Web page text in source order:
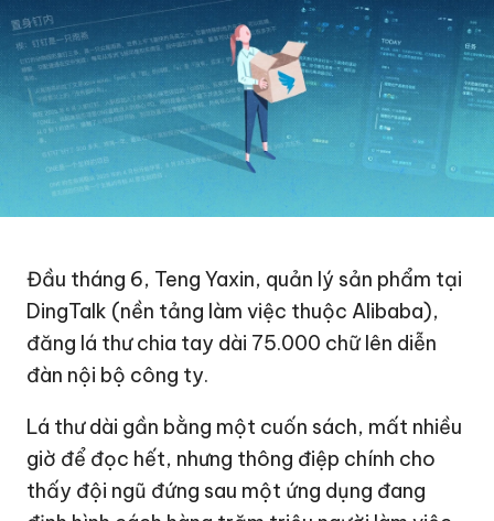
Đầu tháng 6, Teng Yaxin, quản lý sản phẩm tại
DingTalk (nền tảng làm việc thuộc Alibaba),
đăng lá thư chia tay dài 75.000 chữ lên diễn
đàn nội bộ công ty.
Lá thư dài gần bằng một cuốn sách, mất nhiều
giờ để đọc hết, nhưng thông điệp chính cho
thấy đội ngũ đứng sau một ứng dụng đang